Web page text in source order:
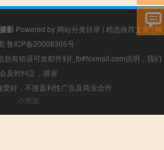
影 Powered by 网站分类目录 | 精选推荐文章| 网
鲁ICP备20008365号
息有错误可发邮件到f_fb#foxmail.com说明，我们
会及时纠正，谢谢
好，不接盈利性广告及商业合作
小男孩